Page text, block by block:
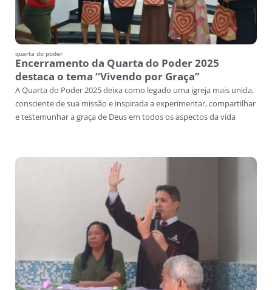
quarta do poder
Encerramento da Quarta do Poder 2025
destaca o tema “Vivendo por Graça”
A Quarta do Poder 2025 deixa como legado uma igreja mais unida,
consciente de sua missão e inspirada a experimentar, compartilhar
e testemunhar a graça de Deus em todos os aspectos da vida